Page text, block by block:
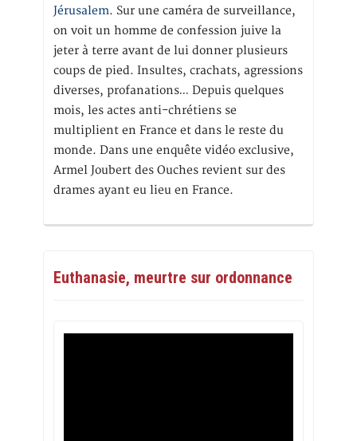
Jérusalem. Sur une caméra de surveillance,
on voit un homme de confession juive la
jeter à terre avant de lui donner plusieurs
coups de pied. Insultes, crachats, agressions
diverses, profanations… Depuis quelques
mois, les actes anti-chrétiens se
multiplient en France et dans le reste du
monde. Dans une enquête vidéo exclusive,
Armel Joubert des Ouches revient sur des
drames ayant eu lieu en France.
Euthanasie, meurtre sur ordonnance